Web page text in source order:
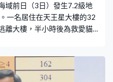
通部指
域前日（3日）發生7.2級地
一名居住在天王星大樓的32
離大樓，半小時後為救愛貓
師生。 姓康的女教師在國立
師，她原本在地震發生後，